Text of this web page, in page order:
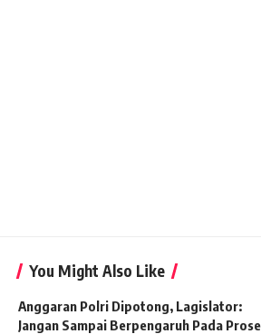
You Might Also Like
Anggaran Polri Dipotong, Lagislator:
Jangan Sampai Berpengaruh Pada